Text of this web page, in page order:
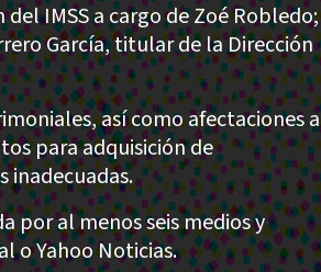
IMSS a cargo de Zoé Robledo;
García, titular de la Dirección
así como afectaciones a
para adquisición de
inadecuadas.
por al menos seis medios y
o Yahoo Noticias.